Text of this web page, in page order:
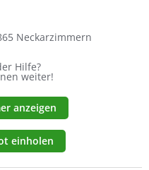
Neckarzimmern
Hilfe?
weiter!
anzeigen
einholen